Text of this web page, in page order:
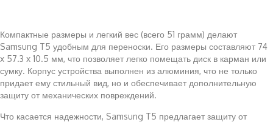
Компактные размеры и легкий вес (всего 51 грамм) делают
Samsung T5 удобным для переноски. Его размеры составляют 74
x 57.3 x 10.5 мм, что позволяет легко помещать диск в карман или
сумку. Корпус устройства выполнен из алюминия, что не только
придает ему стильный вид, но и обеспечивает дополнительную
защиту от механических повреждений.
Что касается надежности, Samsung T5 предлагает защиту от